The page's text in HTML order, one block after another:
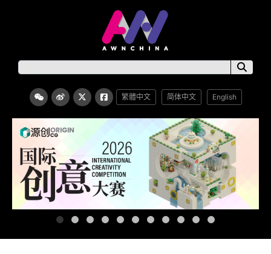
繁體中文 简体中文 English